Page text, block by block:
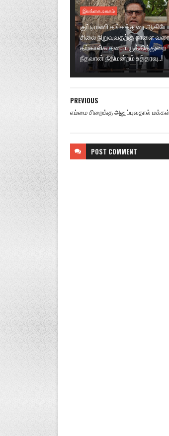
இலங்கை.உலகம்
குட்டிமணி தங்கத்துரை
சிலை நிறுவுவதற்கு நாளை
தற்காலிக தடை பருத்தித்துறை
நீதவான் நீதிமன்றம் உத்தரவு..!
PREVIOUS
எம்மை சிறைக்கு அனுப்புவதால் மக்கள்
POST COMMENT